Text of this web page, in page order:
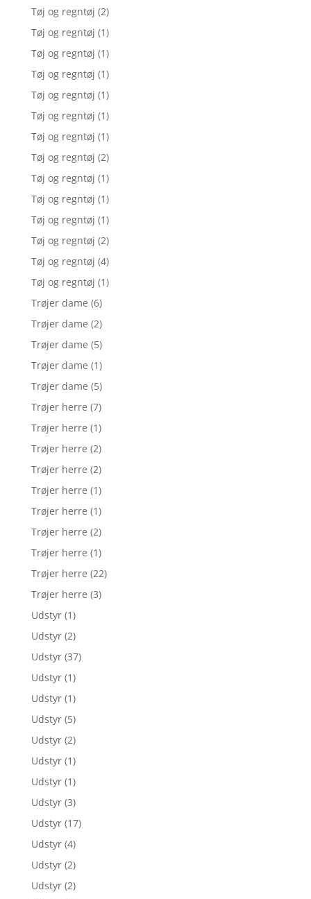
Tøj og regntøj (2)
Tøj og regntøj (1)
Tøj og regntøj (1)
Tøj og regntøj (1)
Tøj og regntøj (1)
Tøj og regntøj (1)
Tøj og regntøj (1)
Tøj og regntøj (2)
Tøj og regntøj (1)
Tøj og regntøj (1)
Tøj og regntøj (1)
Tøj og regntøj (2)
Tøj og regntøj (4)
Tøj og regntøj (1)
Trøjer dame (6)
Trøjer dame (2)
Trøjer dame (5)
Trøjer dame (1)
Trøjer dame (5)
Trøjer herre (7)
Trøjer herre (1)
Trøjer herre (2)
Trøjer herre (2)
Trøjer herre (1)
Trøjer herre (1)
Trøjer herre (2)
Trøjer herre (1)
Trøjer herre (22)
Trøjer herre (3)
Udstyr (1)
Udstyr (2)
Udstyr (37)
Udstyr (1)
Udstyr (1)
Udstyr (5)
Udstyr (2)
Udstyr (1)
Udstyr (1)
Udstyr (3)
Udstyr (17)
Udstyr (4)
Udstyr (2)
Udstyr (2)